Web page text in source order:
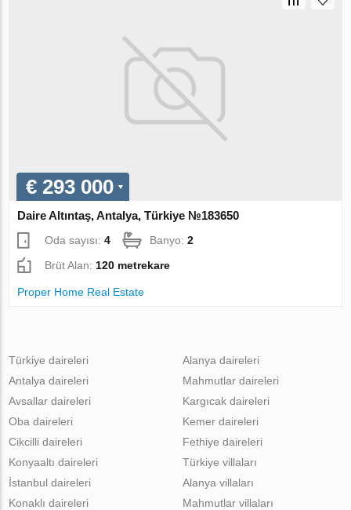
€ 293 000
Daire Altıntaş, Antalya, Türkiye №183650
Oda sayısı:4 Banyo:2
Brüt Alan: 120 metrekare
Proper Home Real Estate
Türkiye daireleri
Antalya daireleri
Avsallar daireleri
Oba daireleri
Cikcilli daireleri
Alanya daireleri
Mahmutlar daireleri
Kargıcak daireleri
Kemer daireleri
Fethiye daireleri
Konyaaltı daireleri
İstanbul daireleri
Konaklı daireleri
Türkiye villaları
Alanya villaları
Mahmutlar villaları